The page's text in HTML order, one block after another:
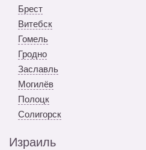
Брест
Витебск
Гомель
Гродно
Заславль
Могилёв
Полоцк
Солигорск
Израиль